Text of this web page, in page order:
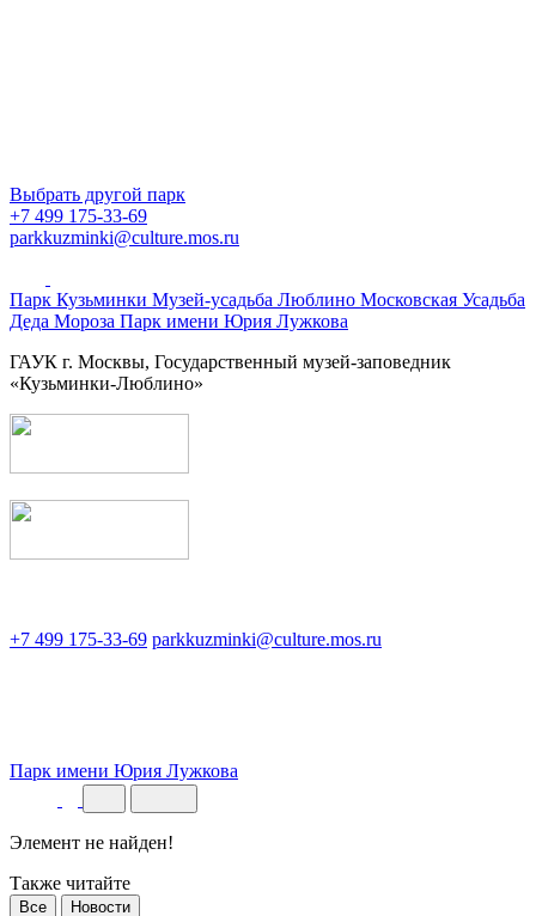
Выбрать другой парк
+7 499 175-33-69
parkkuzminki@culture.mos.ru
Парк Кузьминки Музей-усадьба Люблино Московская Усадьба
Деда Мороза Парк имени Юрия Лужкова
ГАУК г. Москвы, Государственный музей-заповедник
«Кузьминки-Люблино»
+7 499 175-33-69 parkkuzminki@culture.mos.ru
Парк имени Юрия Лужкова
Элемент не найден!
Также читайте
Все Новости